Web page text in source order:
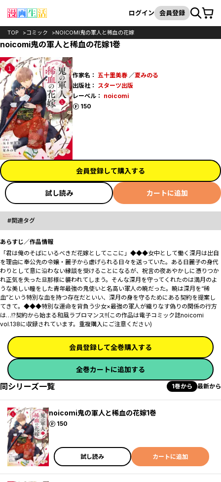
検索
ログイン 会員登録カート
TOP コミック NOICOMI鬼の軍人と稀血の花嫁
noicomi鬼の軍人と稀血の花嫁1巻
作家名： 五十里美春／夏みのる
出版社： スターツ出版
レーベル： noicomi
150
ポイント
会員登録して購入する
試し読み カートに追加
関連タグ
あらすじ／作品情報
「君は俺のそばにいるべきだ――花嫁としてここに」◆◆◆女中として働く深月は出自
を理由に奉公先の令嬢・麗子から虐げられる日々を送っていた。ある日麗子の身代
わりとして意に沿わない縁談を受けることになるが、祝言の夜あやかしに憑りつか
れ正気を失った旦那様に襲われてしまう。そんな深月を守ってくれたのは満月のよ
うな美しい瞳をした青年――最強の鬼使いと名高い軍人の暁だった。暁は深月を“稀
血”という特別な血を持つ存在だといい、深月の身を守るためにある契約を提案し
てきて――。◆◆◆特別な運命を背負う少女×最強の軍人が織りなす偽りの関係の行方
は…!?契約から始まる和風ラブロマンス!!(この作品は電子コミック誌noicomi
vol.138に収録されています。重複購入にご注意ください)
会員登録して全巻購入する
全巻カートに追加する
同シリーズ一覧 1巻から 最新から
noicomi鬼の軍人と稀血の花嫁1巻
150
ポイント
試し読み カートに追加